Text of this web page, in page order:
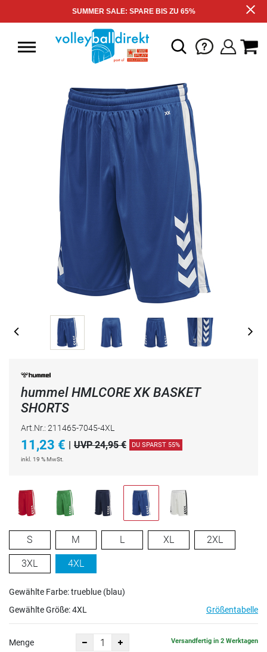
SUMMER SALE: SPARE BIS ZU 65%
hummel HMLCORE XK BASKET
SHORTS
Art.Nr.: 211465-7045-4XL
11,23 € | UVP 24,95 € DU SPARST 55%
inkl. 19 % MwSt.
S M L XL 2XL
3XL 4XL
Gewählte Farbe: trueblue (blau)
Gewählte Größe:4XL Größentabelle
Menge Versandfertig in 2 Werktagen